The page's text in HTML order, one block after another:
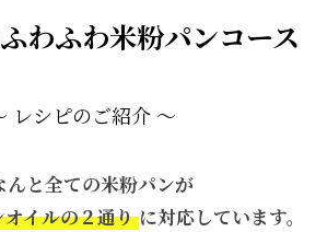
わふわ米粉パンコース
レシピのご紹介 ～
と全ての米粉パンが
オイルの２通りに対応しています。